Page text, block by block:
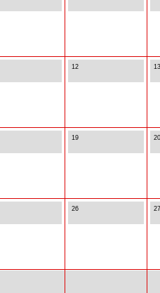
12 13
19 20
26 27